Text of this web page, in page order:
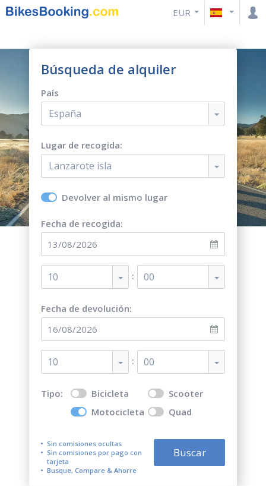
EUR
Búsqueda de alquiler
País
España
Lugar de recogida:
Lanzarote isla
Devolver al mismo lugar
Fecha de recogida:
10 : 00
Fecha de devolución:
10 : 00
Tipo: Bicicleta
Scooter
Motocicleta
Quad
Sin comisiones ocultas
Sin comisiones por pago con
tarjeta
Busque, Compare & Ahorre
Buscar